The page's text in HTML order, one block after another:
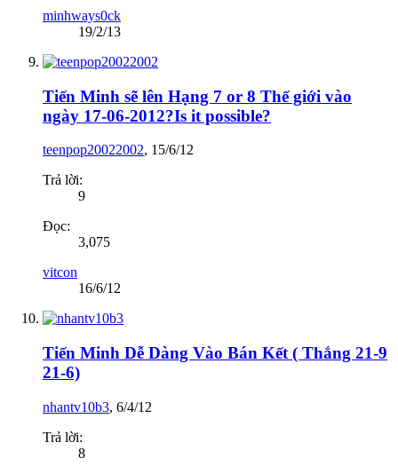
minhways0ck
19/2/13
Tiến Minh sẽ lên Hạng 7 or 8 Thế giới vào
ngày 17-06-2012?Is it possible?
teenpop20022002, 15/6/12
Trả lời:
9
Đọc:
3,075
vitcon
16/6/12
Tiến Minh Dễ Dàng Vào Bán Kết ( Thắng 21-9
21-6)
nhantv10b3, 6/4/12
Trả lời:
8